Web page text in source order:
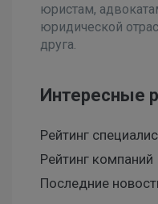
юристам,
юридической
друга.
Интересные
Рейтинг
Рейтинг компаний
Последние